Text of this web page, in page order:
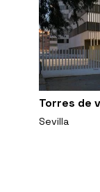
Torres de
Sevilla